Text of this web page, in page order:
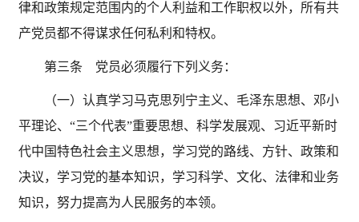
律和政策规定范围内的个人利益和工作职权以外，所有共
产党员都不得谋求任何私利和特权。
第三条 党员必须履行下列义务：
（一）认真学习马克思列宁主义、毛泽东思想、邓小
平理论、“三个代表”重要思想、科学发展观、习近平新时
代中国特色社会主义思想，学习党的路线、方针、政策和
决议，学习党的基本知识，学习科学、文化、法律和业务
知识，努力提高为人民服务的本领。